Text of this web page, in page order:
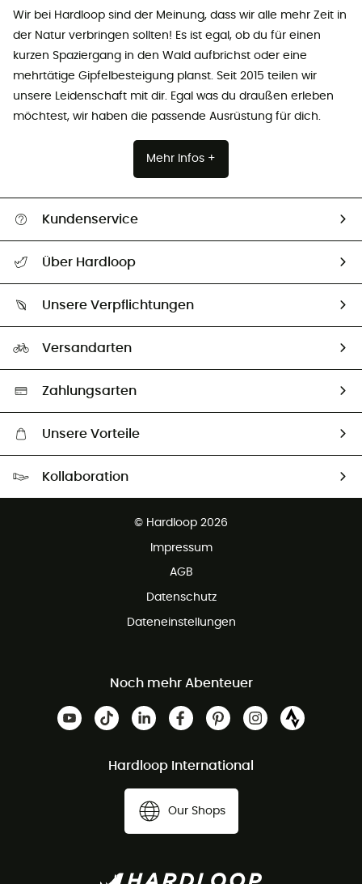
Wir bei Hardloop sind der Meinung, dass wir alle mehr Zeit in
der Natur verbringen sollten! Es ist egal, ob du für einen
kurzen Spaziergang in den Wald aufbrichst oder eine
mehrtätige Gipfelbesteigung planst. Seit 2015 teilen wir
unsere Leidenschaft mit dir. Egal was du draußen erleben
möchtest, wir haben die passende Ausrüstung für dich.
Mehr Infos +
Kundenservice
Größentabelle
Über Hardloop
Unsere Botschafter
Unsere Verpflichtungen
Auswahl an nachhaltigen Produkten
Versandarten
Zahlungsarten
Unsere Vorteile
Kollaboration
© Hardloop 2026
Impressum
AGB
Datenschutz
Dateneinstellungen
Noch mehr Abenteuer
Hardloop International
Our Shops